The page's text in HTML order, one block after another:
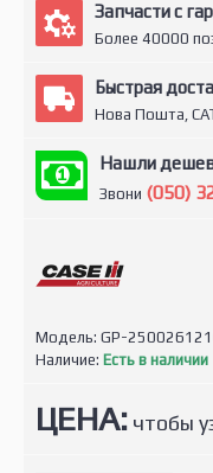
Запчасти с
Более 40000
Быстрая
Нова Пошта,
Нашли
Звони (050)
Модель: GP-
Наличие: Есть в наличии
ЦЕНА: чтобы